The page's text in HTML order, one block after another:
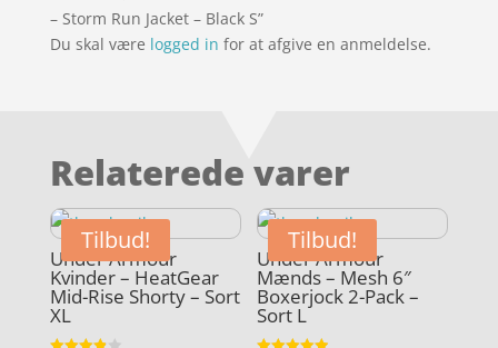
– Storm Run Jacket – Black S”
Du skal være logged in for at afgive en anmeldelse.
Relaterede varer
Tilbud!
Under Armour
Kvinder – HeatGear
Mid-Rise Shorty – Sort
XL
Tilbud!
Under Armour
Mænds – Mesh 6″
Boxerjock 2-Pack –
Sort L